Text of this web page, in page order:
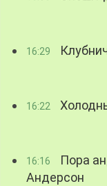
16:29
16:22
16:16
Пора
Андерсон